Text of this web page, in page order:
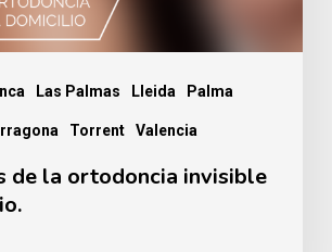
Inca Las Palmas Lleida Palma
Torrent Valencia
de la ortodoncia invisible